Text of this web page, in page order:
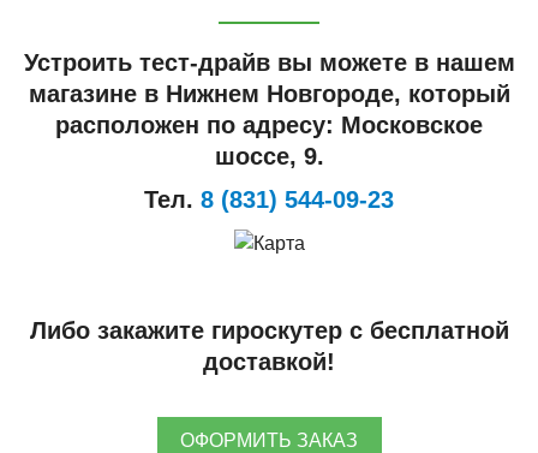
Устроить тест-драйв вы можете в нашем
магазине в Нижнем Новгороде, который
расположен по адресу: Московское
шоссе, 9.
Тел. 8 (831) 544-09-23
Либо закажите гироскутер с бесплатной
доставкой!
ОФОРМИТЬ ЗАКАЗ